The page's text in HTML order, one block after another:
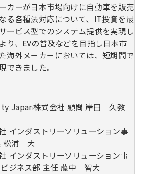
カーが日本市場向けに自動車を販売
る各種法対応について、IT投資を最
ービス型でのシステム提供を実現し
り、EVの普及などを目指し日本市
海外メーカーにおいては、短期間で
できました。
Japan株式会社 顧問 岸田 久教
インダストリーソリューション事
松浦 大
インダストリーソリューション事
ジネス部 主任 藤中 智大